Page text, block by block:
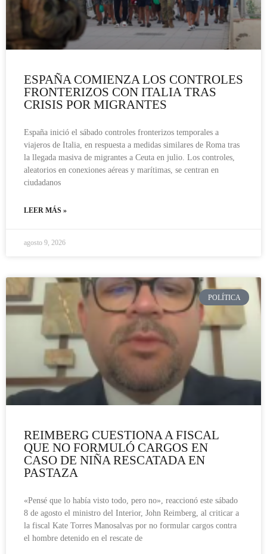
ESPAÑA COMIENZA LOS CONTROLES
FRONTERIZOS CON ITALIA TRAS
CRISIS POR MIGRANTES
España inició el sábado controles fronterizos temporales a
viajeros de Italia, en respuesta a medidas similares de Roma tras
la llegada masiva de migrantes a Ceuta en julio. Los controles,
aleatorios en conexiones aéreas y marítimas, se centran en
ciudadanos
LEER MÁS »
agosto 9, 2026
POLÍTICA
REIMBERG CUESTIONA A FISCAL
QUE NO FORMULÓ CARGOS EN
CASO DE NIÑA RESCATADA EN
PASTAZA
«Pensé que lo había visto todo, pero no», reaccionó este sábado
8 de agosto el ministro del Interior, John Reimberg, al criticar a
la fiscal Kate Torres Manosalvas por no formular cargos contra
el hombre detenido en el rescate de